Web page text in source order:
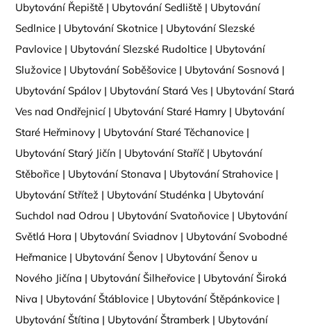
Ubytování Řepiště | Ubytování Sedliště | Ubytování
Sedlnice | Ubytování Skotnice | Ubytování Slezské
Pavlovice | Ubytování Slezské Rudoltice | Ubytování
Služovice | Ubytování Soběšovice | Ubytování Sosnová |
Ubytování Spálov | Ubytování Stará Ves | Ubytování Stará
Ves nad Ondřejnicí | Ubytování Staré Hamry | Ubytování
Staré Heřminovy | Ubytování Staré Těchanovice |
Ubytování Starý Jičín | Ubytování Staříč | Ubytování
Stěbořice | Ubytování Stonava | Ubytování Strahovice |
Ubytování Střítež | Ubytování Studénka | Ubytování
Suchdol nad Odrou | Ubytování Svatoňovice | Ubytování
Světlá Hora | Ubytování Sviadnov | Ubytování Svobodné
Heřmanice | Ubytování Šenov | Ubytování Šenov u
Nového Jičína | Ubytování Šilheřovice | Ubytování Široká
Niva | Ubytování Štáblovice | Ubytování Štěpánkovice |
Ubytování Štítina | Ubytování Štramberk | Ubytování